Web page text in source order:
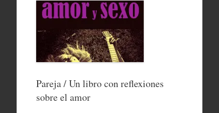
Pareja / Un libro con reflexiones
sobre el amor